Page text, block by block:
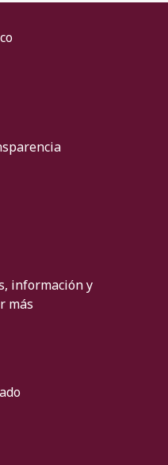
información y
más